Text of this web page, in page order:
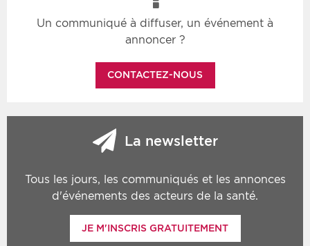
Un communiqué à diffuser, un événement à
annoncer ?
CONTACTEZ-NOUS
La newsletter
Tous les jours, les communiqués et les annonces
d'événements des acteurs de la santé.
JE M'INSCRIS GRATUITEMENT